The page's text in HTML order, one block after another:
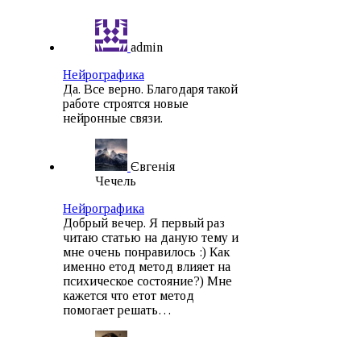
admin
Нейрографика
Да. Все верно. Благодаря такой
работе строятся новые
нейронные связи.
Євгенія
Чечель
Нейрографика
Добрый вечер. Я первый раз
читаю статью на даную тему и
мне очень понравилось :) Как
именно етод метод влияет на
психическое состояние?) Мне
кажется что етот метод
помогает решать…